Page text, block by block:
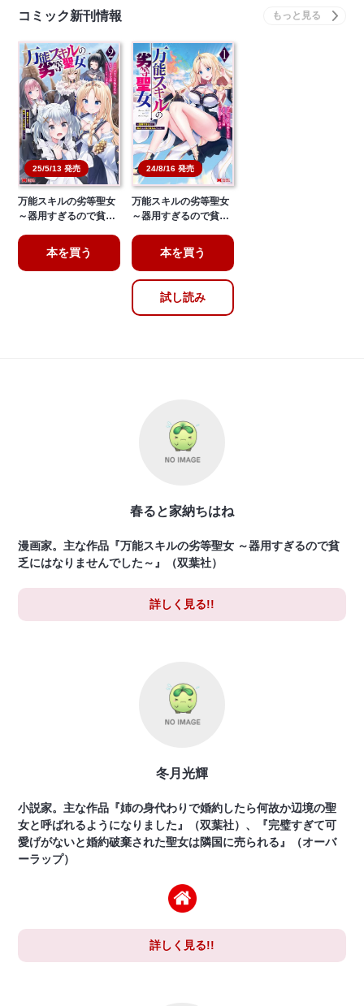
コミック新刊情報
25/5/13 発売
万能スキルの劣等聖女
～器用すぎるので貧…
本を買う
24/8/16 発売
万能スキルの劣等聖女
～器用すぎるので貧…
本を買う
試し読み
春ると家納ちはね
漫画家。主な作品『万能スキルの劣等聖女 ～器用すぎるので貧
乏にはなりませんでした～』（双葉社）
詳しく見る!!
冬月光輝
小説家。主な作品『姉の身代わりで婚約したら何故か辺境の聖
女と呼ばれるようになりました』（双葉社）、『完璧すぎて可
愛げがないと婚約破棄された聖女は隣国に売られる』（オーバ
ーラップ）
詳しく見る!!